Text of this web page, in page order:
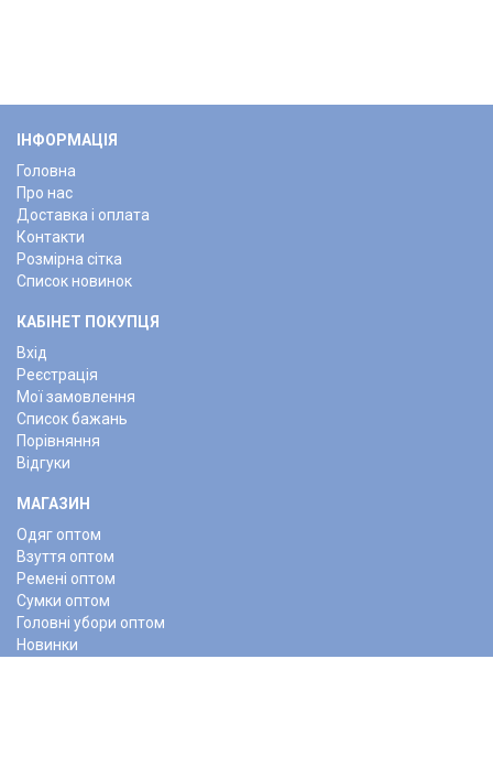
ІНФОРМАЦІЯ
Головна
Про нас
Доставка і оплата
Контакти
Розмірна сітка
Список новинок
КАБІНЕТ ПОКУПЦЯ
Вхід
Реєстрація
Мої замовлення
Список бажань
Порівняння
Відгуки
МАГАЗИН
Одяг оптом
Взуття оптом
Ремені оптом
Сумки оптом
Головні убори оптом
Новинки